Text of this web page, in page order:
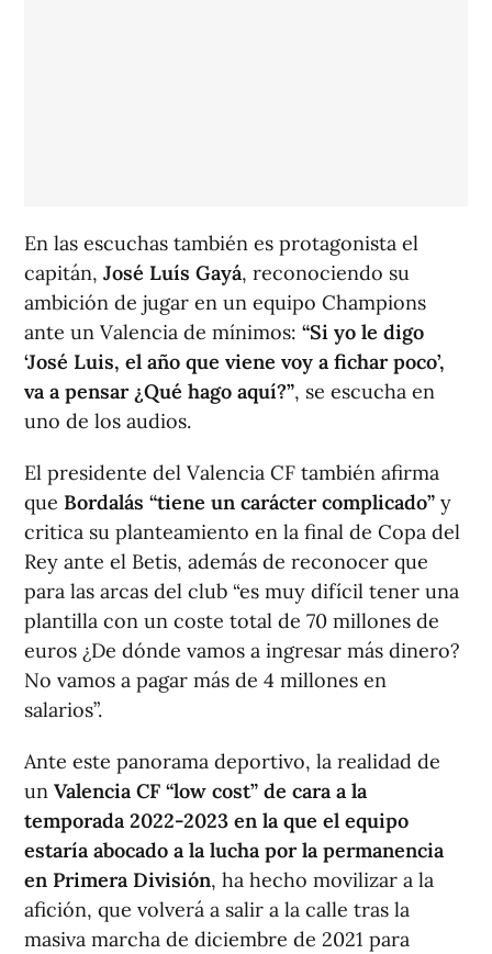
En las escuchas también es protagonista el
capitán, José Luís Gayá, reconociendo su
ambición de jugar en un equipo Champions
ante un Valencia de mínimos: “Si yo le digo
‘José Luis, el año que viene voy a fichar poco’,
va a pensar ¿Qué hago aquí?”, se escucha en
uno de los audios.
El presidente del Valencia CF también afirma
que Bordalás “tiene un carácter complicado” y
critica su planteamiento en la final de Copa del
Rey ante el Betis, además de reconocer que
para las arcas del club “es muy difícil tener una
plantilla con un coste total de 70 millones de
euros ¿De dónde vamos a ingresar más dinero?
No vamos a pagar más de 4 millones en
salarios”.
Ante este panorama deportivo, la realidad de
un Valencia CF “low cost” de cara a la
temporada 2022-2023 en la que el equipo
estaría abocado a la lucha por la permanencia
en Primera División, ha hecho movilizar a la
afición, que volverá a salir a la calle tras la
masiva marcha de diciembre de 2021 para